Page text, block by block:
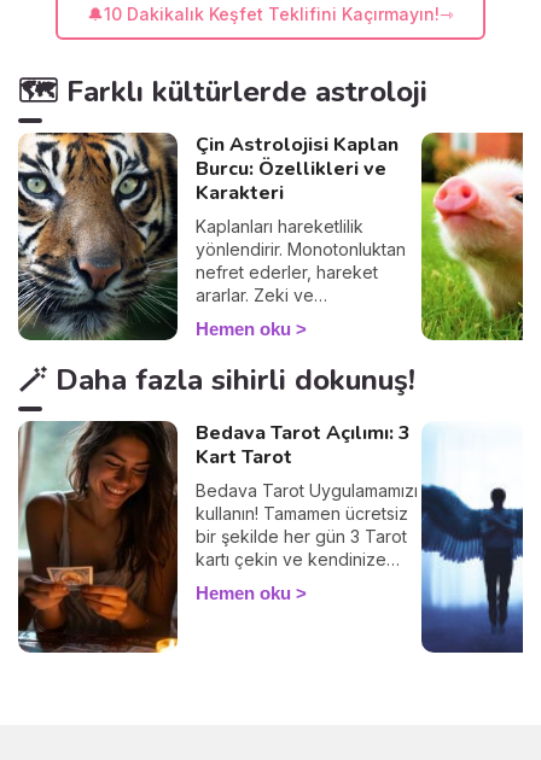
🔔10 Dakikalık Keşfet Teklifini Kaçırmayın!
🗺️ Farklı kültürlerde astroloji
Çin Astrolojisi Kaplan
Burcu: Özellikleri ve
Karakteri
Kaplanları hareketlilik
yönlendirir. Monotonluktan
nefret ederler, hareket
ararlar. Zeki ve
karizmatiktirler.
Hemen oku
🪄 Daha fazla sihirli dokunuş!
Bedava Tarot Açılımı: 3
Kart Tarot
Bedava Tarot Uygulamamızı
kullanın! Tamamen ücretsiz
bir şekilde her gün 3 Tarot
kartı çekin ve kendinize
ayıracağınız birkaç
dakikayla içsel
Hemen oku